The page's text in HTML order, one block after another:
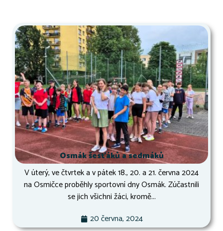
Osmák šesťáků a sedmáků
V úterý, ve čtvrtek a v pátek 18., 20. a 21. června 2024
na Osmičce proběhly sportovní dny Osmák. Zúčastnili
se jich všichni žáci, kromě...
20 června, 2024